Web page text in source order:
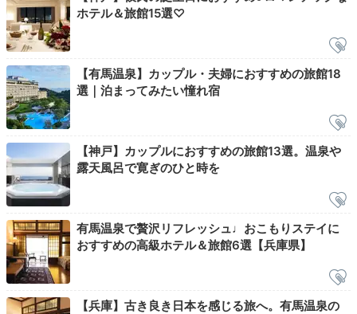
Onsen
21:00
ポカポカに
ホテル＆旅館15選♡
【有馬温泉】カップル・夫婦におすすめの旅館18
選｜泊まってみたい憧れ宿
【神戸】カップルにおすすめの旅館13選。温泉や
露天風呂で寛ぎのひと時を
有馬温泉で贅沢リフレッシュ♩おこもりステイに
おすすめの高級ホテル＆旅館6選【兵庫県】
【兵庫】古き良き日本を感じる旅へ。有馬温泉の